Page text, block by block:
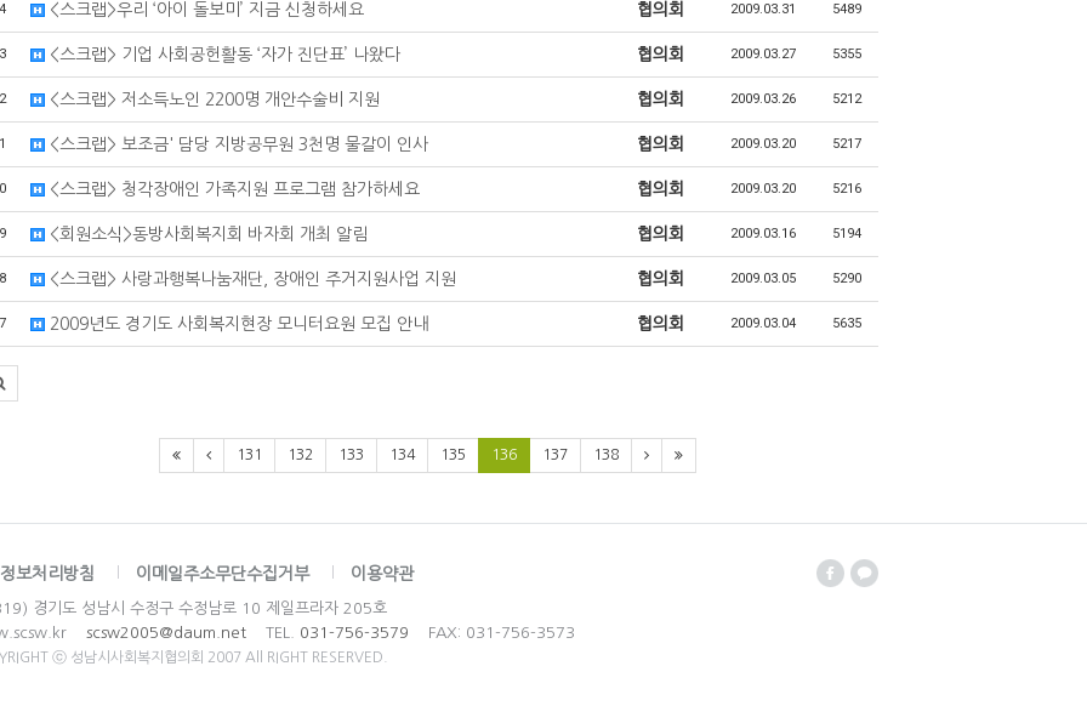
<스크랩>우리 ‘아이 돌보미’ 지금 신청하세요 협의회 2009.03.31 5489
<스크랩> 기업 사회공헌활동 ‘자가 진단표’ 나왔다 협의회 2009.03.27 5355
<스크랩> 저소득노인 2200명 개안수술비 지원 협의회 2009.03.26 5212
<스크랩> 보조금' 담당 지방공무원 3천명 물갈이 인사 협의회 2009.03.20 5217
<스크랩> 청각장애인 가족지원 프로그램 참가하세요 협의회 2009.03.20 5216
<회원소식>동방사회복지회 바자회 개최 알림 협의회 2009.03.16 5194
<스크랩> 사랑과행복나눔재단, 장애인 주거지원사업 지원 협의회 2009.03.05 5290
2009년도 경기도 사회복지현장 모니터요원 모집 안내 협의회 2009.03.04 5635
131 132 133 134 135 136 137 138
보처리방침 이메일주소무단수집거부 이용약관
경기도 성남시 수정구 수정남로 10 제일프라자 205호
scsw2005@daum.net TEL. 031-756-3579 FAX: 031-756-3573
ⓒ 성남시사회복지협의회 2007 All RIGHT RESERVED.